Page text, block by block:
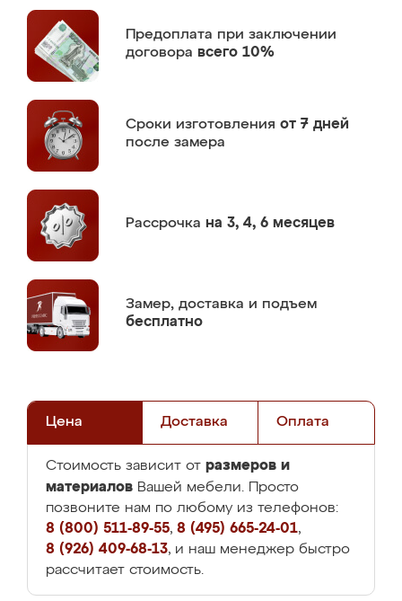
Предоплата при заключении
договора всего 10%
Сроки изготовления от 7 дней
после замера
Рассрочка на 3, 4, 6 месяцев
Замер, доставка и подъем
бесплатно
Цена Доставка Оплата
Стоимость зависит от размеров и
материалов Вашей мебели. Просто
позвоните нам по любому из телефонов:
8 (800) 511-89-55, 8 (495) 665-24-01,
8 (926) 409-68-13, и наш менеджер быстро
рассчитает стоимость.